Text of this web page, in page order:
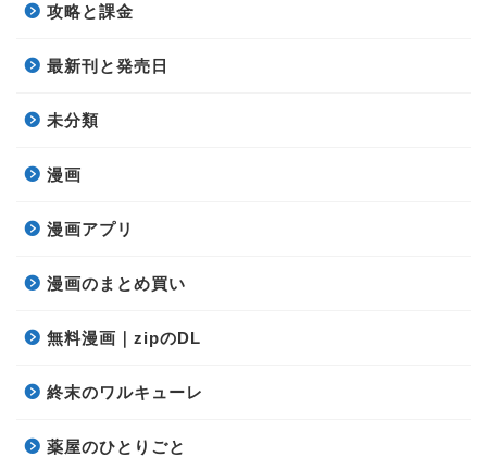
攻略と課金
最新刊と発売日
未分類
漫画
漫画アプリ
漫画のまとめ買い
無料漫画｜zipのDL
終末のワルキューレ
薬屋のひとりごと